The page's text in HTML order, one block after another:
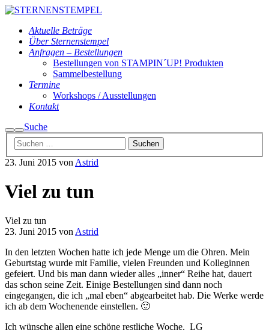
Aktuelle Beträge
Über Sternenstempel
Anfragen – Bestellungen
Bestellungen von STAMPIN´UP! Produkten
Sammelbestellung
Termine
Workshops / Ausstellungen
Kontakt
Suchen
Hauptmenü
Suche
23. Juni 2015 von Astrid
Viel zu tun
Viel zu tun
23. Juni 2015 vonAstrid
In den letzten Wochen hatte ich jede Menge um die Ohren. Mein
Geburtstag wurde mit Familie, vielen Freunden und Kolleginnen
gefeiert. Und bis man dann wieder alles „inner“ Reihe hat, dauert
das schon seine Zeit. Einige Bestellungen sind dann noch
eingegangen, die ich „mal eben“ abgearbeitet hab. Die Werke werde
ich ab dem Wochenende einstellen. 🙂
Ich wünsche allen eine schöne restliche Woche. LG